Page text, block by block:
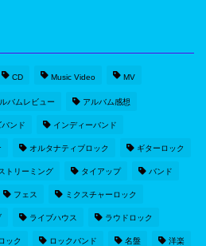
CD Music Video MV
バムレビュー アルバム感想
ンド インディーバンド
オルタナティブロック ギターロック
トリーミング タイアップ バンド
フェス ミクスチャーロック
ライブハウス ラウドロック
ック ロックバンド 名盤 洋楽